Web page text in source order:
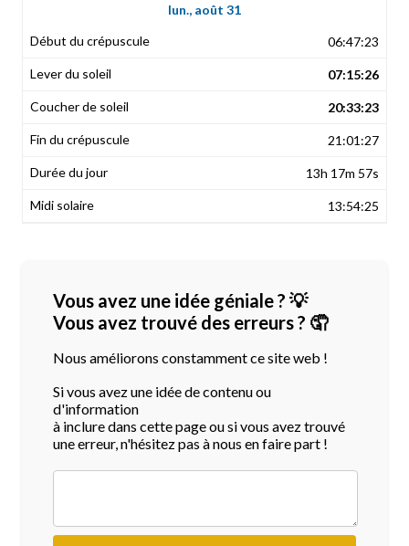
lun., août 31
06:47:23
07:15:26
20:33:23
21:01:27
13h 17m 57s
13:54:25
Vous avez une idée géniale ? 💡
Vous avez trouvé des erreurs ? 🤦
Nous améliorons constamment ce site web !
Si vous avez une idée de contenu ou
d'information
à inclure dans cette page ou si vous avez trouvé
une erreur, n'hésitez pas à nous en faire part !